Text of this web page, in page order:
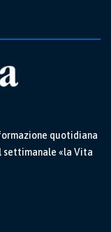
quotidiana
«la Vita